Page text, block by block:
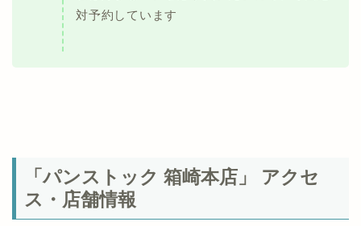
対予約しています
「パンストック 箱崎本店」 アクセ
ス・店舗情報